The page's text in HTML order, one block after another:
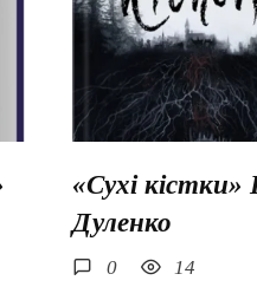
«Сухі кістки»
Дуленко
0 14